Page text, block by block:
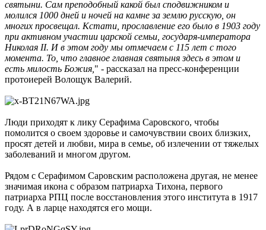
святыни. Сам преподобный какой был сподвижником и
молился 1000 дней и ночей на камне за землю русскую, он
многих просвещал. Кстати, прославление его было в 1903 году
при активном участии царской семьи, государя-императора
Николая II. И в этом году мы отмечаем с 115 лет с того
момента. То, что главное главная святыня здесь в этом и
есть милость Божия, " - рассказал на пресс-конференции
протоиерей Волощук Валерий.
Люди приходят к лику Серафима Саровского, чтобы
помолится о своем здоровье и самочувствии своих близких,
просят детей и любви, мира в семье, об излечении от тяжелых
заболеваний и многом другом.
Рядом с Серафимом Саровским расположена другая, не менее
значимая икона с образом патриарха Тихона, первого
патриарха РПЦ после восстановления этого института в 1917
году. А в ларце находятся его мощи.